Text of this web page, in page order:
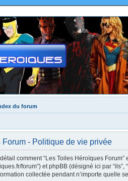
du forum
Forum - Politique de vie privée
comment “Les Toiles Héroïques Forum”
forum”) et phpBB (désigné ici par “ils”,
collectée pendant n’importe quelle